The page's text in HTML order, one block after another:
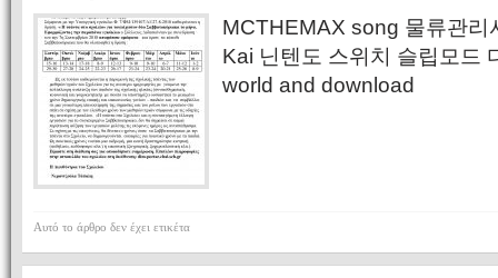
MCTHEMAX song 물류관리
Kai 닌텐도 스위치 슬립모드
world and download
Αυτό το άρθρο δεν έχει ετικέτα